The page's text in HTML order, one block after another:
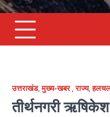
उत्तराखंड,मुख्य-खबर,राज्य,
तीर्थनगरी